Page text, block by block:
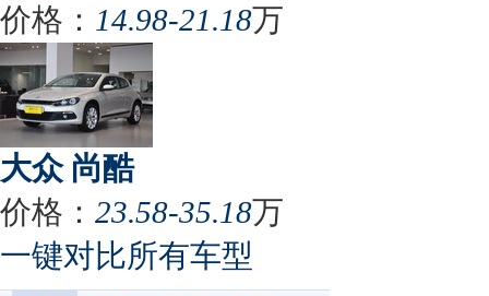
价格： 14.98-21.18万
大众 尚酷
价格： 23.58-35.18万
一键对比所有车型